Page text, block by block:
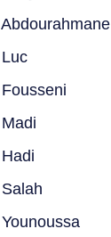
Abdourahmane
Luc
Fousseni
Madi
Hadi
Salah
Younoussa